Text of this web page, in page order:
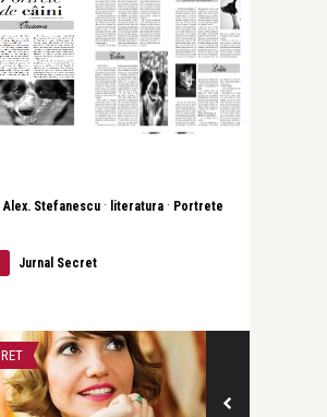
Alex. Stefanescu · literatura · Portrete
Jurnal Secret
INTERVIURI